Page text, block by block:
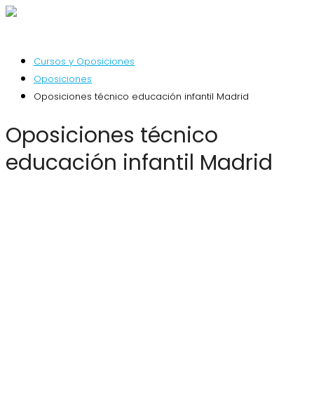
Cursos y Oposiciones
Oposiciones
Oposiciones técnico educación infantil Madrid
Oposiciones técnico
educación infantil Madrid